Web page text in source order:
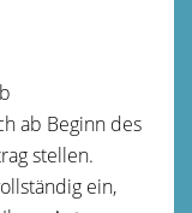
ab Beginn des
stellen.
ein,